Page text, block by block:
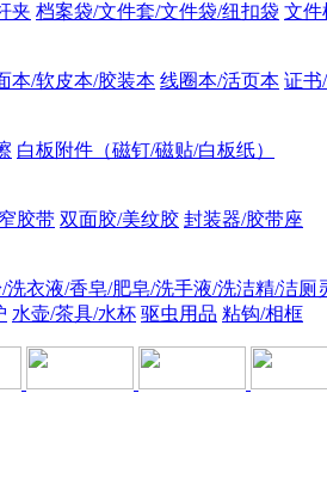
夹 档案袋/文件套/文件袋/纽扣袋 文件
本/软皮本/胶装本 线圈本/活页本 证书
白板附件（磁钉/磁贴/白板纸）
胶带 双面胶/美纹胶 封装器/胶带座
衣液/香皂/肥皂/洗手液/洗洁精/洁厕
水壶/茶具/水杯 驱虫用品 粘钩/相框